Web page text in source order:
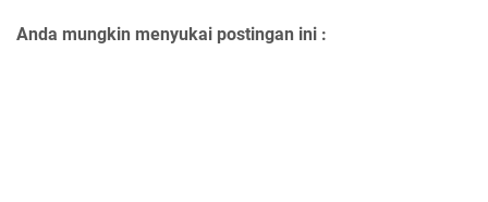
Anda mungkin menyukai postingan ini :